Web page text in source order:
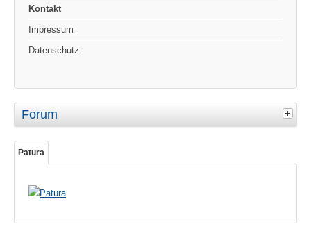
Kontakt
Impressum
Datenschutz
Forum
Patura